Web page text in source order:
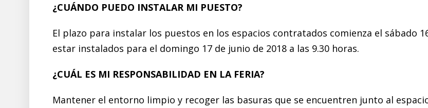
¿CUÁNDO PUEDO INSTALAR MI PUESTO?
El plazo para instalar los puestos en los espacios contratados comienza el sábado
estar instalados para el domingo 17 de junio de 2018 a las 9.30 horas.
¿CUÁL ES MI RESPONSABILIDAD EN LA FERIA?
Mantener el entorno limpio y recoger las basuras que se encuentren junto al